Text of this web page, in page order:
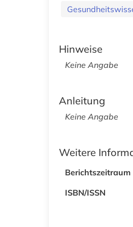
Hinweise
Keine Angabe
Anleitung
Keine Angabe
Weitere
Berichtszeitraum
ISBN/ISSN